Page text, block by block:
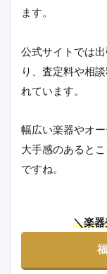
ます。
公式サイトでは
り、査定料や相
れています。
幅広い楽器やオ
大手感のあると
ですね。
＼楽